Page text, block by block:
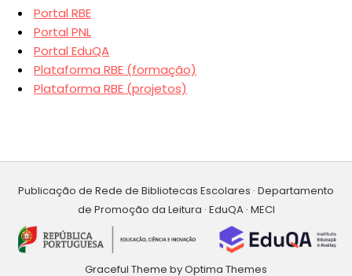
Portal RBE
Portal PNL
Portal EduQA
Plataforma RBE (formação)
Plataforma RBE (projetos)
Publicação de Rede de Bibliotecas Escolares · Departamento
de Promoção da Leitura · EduQA · MECI
Graceful Theme byOptima Themes